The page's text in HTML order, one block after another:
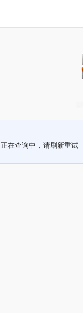
正在查询中，请刷新重试